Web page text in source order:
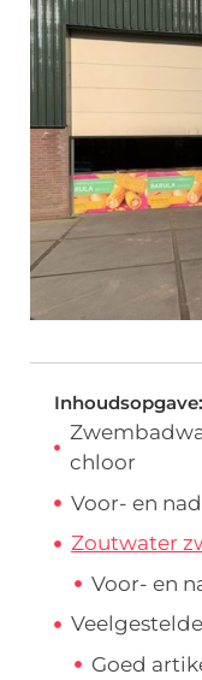
Inhoudsopgave:
chloor
Voor- en
Zoutwater
Voor- en
Goed